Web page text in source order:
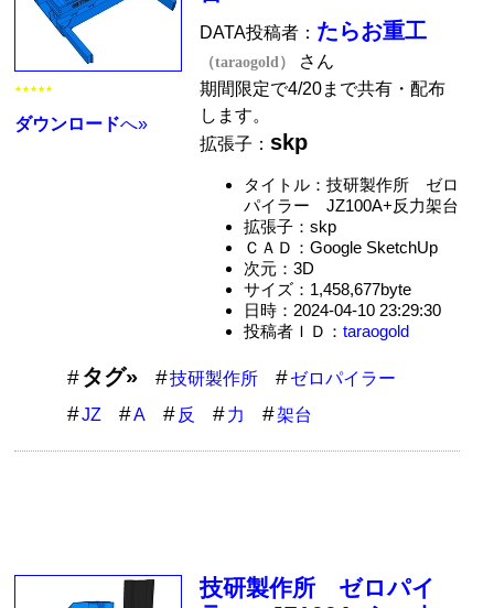
★★★★★
ダウンロードへ»
DATA投稿者： たらお重工
（taraogold）
さん
期間限定で4/20まで共有・配布
します。
拡張子：skp
タイトル：技研製作所 ゼロ
パイラー JZ100A+反力架台
拡張子：skp
ＣＡＤ：Google SketchUp
次元：3D
サイズ：1,458,677byte
日時：2024-04-10 23:29:30
投稿者ＩＤ： taraogold
タグ» 技研製作所
ゼロパイラー
JZ
A 反 力 架台
技研製作所 ゼロパイ